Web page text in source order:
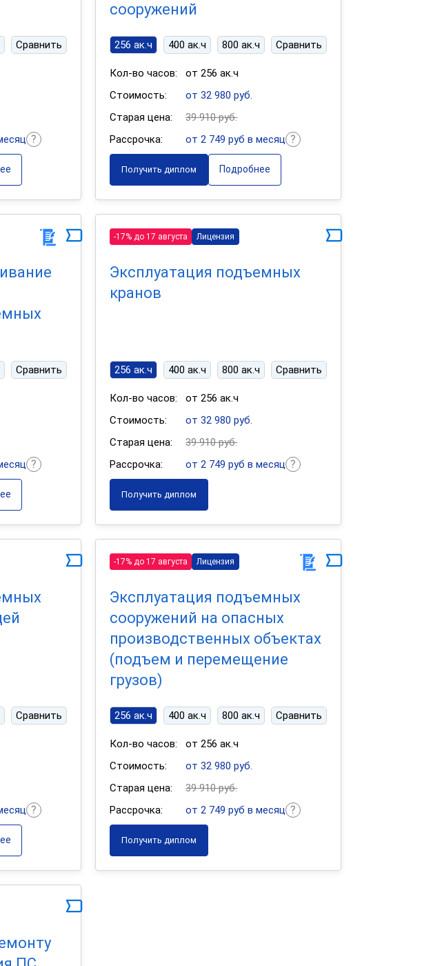
Сравнить
сооружений
256 ак.ч 400 ак.ч 800 ак.ч Сравнить
Кол-во часов:
от 256 ак.ч
Стоимость:
от 32 980 руб.
Старая цена:
39 910 руб.
Рассрочка:
от 2 749 руб в месяц
Получить диплом Подробнее
Сравнить
-17% до 17 августа Лицензия
Эксплуатация подъемных
кранов
256 ак.ч 400 ак.ч 800 ак.ч Сравнить
Кол-во часов:
от 256 ак.ч
Стоимость:
от 32 980 руб.
Старая цена:
39 910 руб.
Рассрочка:
от 2 749 руб в месяц
Получить диплом
Сравнить
-17% до 17 августа Лицензия
Эксплуатация подъемных
сооружений на опасных
производственных объектах
(подъем и перемещение
грузов)
256 ак.ч 400 ак.ч 800 ак.ч Сравнить
Кол-во часов:
от 256 ак.ч
Стоимость:
от 32 980 руб.
Старая цена:
39 910 руб.
Рассрочка:
от 2 749 руб в месяц
Получить диплом